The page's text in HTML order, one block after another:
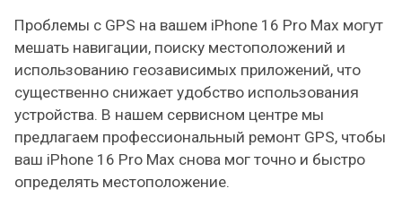
Проблемы с GPS на вашем iPhone 16 Pro Max могут
мешать навигации, поиску местоположений и
использованию геозависимых приложений, что
существенно снижает удобство использования
устройства. В нашем сервисном центре мы
предлагаем профессиональный ремонт GPS, чтобы
ваш iPhone 16 Pro Max снова мог точно и быстро
определять местоположение.